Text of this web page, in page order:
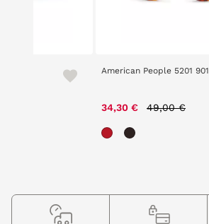
American People 5201 901
34,30 € 49,00 €